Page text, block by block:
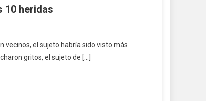
10 heridas
vecinos, el sujeto habría sido visto más
gritos, el sujeto de […]